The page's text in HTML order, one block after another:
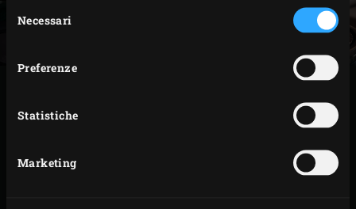
delNecessari
Preferenze
Statistiche
Marketingscaldarlo a una temperature di 200°C usando il